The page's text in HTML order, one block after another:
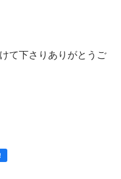
て下さりありがとうご